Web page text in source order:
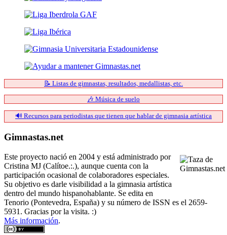
📝 Listas de gimnastas, resultados, medallistas, etc.
🎶 Música de suelo
🔊 Recursos para periodistas que tienen que hablar de gimnasia artística
Gimnastas.net
Este proyecto nació en 2004 y está administrado por
Cristina MJ (Calítoe.:.), aunque cuenta con la
participación ocasional de colaboradores especiales.
Su objetivo es darle visibilidad a la gimnasia artística
dentro del mundo hispanohablante. Se edita en
Tenorio (Pontevedra, España) y su número de ISSN es el 2659-
5931. Gracias por la visita. :)
Más información.